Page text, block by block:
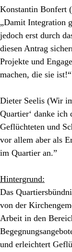
Konstantin Bonfert
„Damit Integration
jedoch erst durch
diesen Antrag
Projekte und
machen, die sie ist!“
Dieter Seelis (Wir
Quartier‘ danke
Geflüchteten und
vor allem aber als
im Quartier an.”
Hintergrund:
Das
von der
Arbeit in den
und erleichtert